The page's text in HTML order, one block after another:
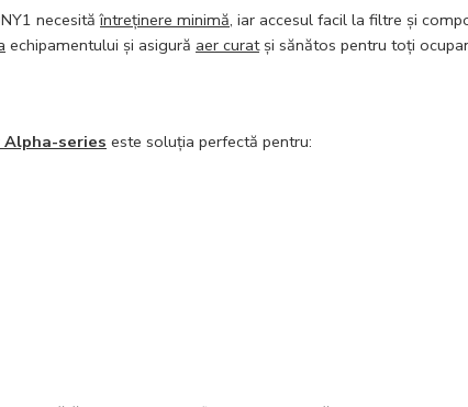
necesităîntreținere minimă, iar accesul facil la filtre și
echipamentului și asigură aer curatși sănătos pentru toți
Alpha-series este soluția perfectă pentru: